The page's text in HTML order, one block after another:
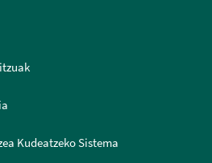
Kudeatzeko Sistema